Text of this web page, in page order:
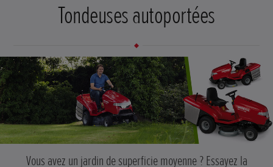
Tondeuses autoportées
Vous avez un jardin de superficie moyenne ? Essayez la